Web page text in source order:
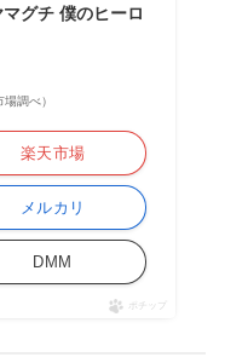
グチ 僕のヒーロ
調べ）
楽天市場
メルカリ
DMM
ポチップ